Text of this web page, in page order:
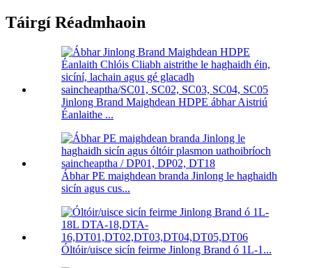
Táirgí Réadmhaoin
Jinlong Brand Maighdean HDPE ábhar Aistriú
Éanlaithe ...
Ábhar PE maighdean branda Jinlong le haghaidh
sicín agus cus...
Óltóir/uisce sicín feirme Jinlong Brand ó 1L-1...